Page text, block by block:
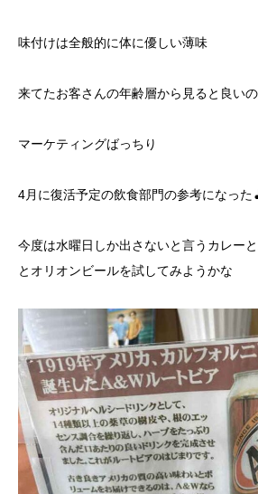
味付けは全般的に体に優しい薄味
来てたお客さんの年齢層から見ると良いの
マーケティングばっちり
4月に復活予定の飲食部門の参考になった
今度は水曜日しか出さないと言うカレー
とオリオンビールを試してみようかな